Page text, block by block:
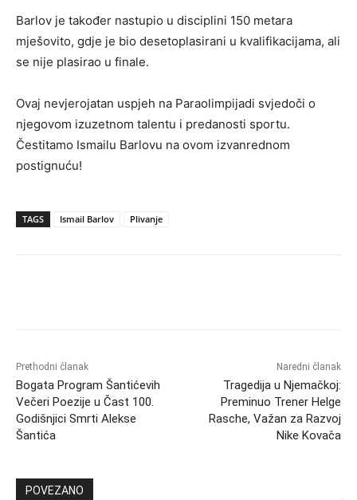
Barlov je također nastupio u disciplini 150 metara
mješovito, gdje je bio desetoplasirani u kvalifikacijama, ali
se nije plasirao u finale.
Ovaj nevjerojatan uspjeh na Paraolimpijadi svjedoči o
njegovom izuzetnom talentu i predanosti sportu.
Čestitamo Ismailu Barlovu na ovom izvanrednom
postignuću!
TAGS Ismail Barlov Plivanje
Prethodni članak
Bogata Program Šantićevih
Večeri Poezije u Čast 100.
Godišnjici Smrti Alekse
Šantića
Naredni članak
Tragedija u Njemačkoj:
Preminuo Trener Helge
Rasche, Važan za Razvoj
Nike Kovača
POVEZANO